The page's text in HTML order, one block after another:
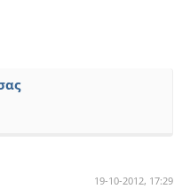
19-10-2012, 17:29